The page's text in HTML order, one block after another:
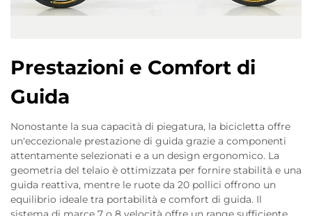
Prestazioni e Comfort di
Guida
Nonostante la sua capacità di piegatura, la bicicletta offre
un'eccezionale prestazione di guida grazie a componenti
attentamente selezionati e a un design ergonomico. La
geometria del telaio è ottimizzata per fornire stabilità e una
guida reattiva, mentre le ruote da 20 pollici offrono un
equilibrio ideale tra portabilità e comfort di guida. Il